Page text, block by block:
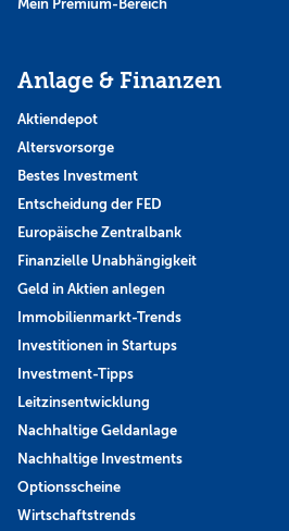
Mein Premium-Bereich
Anlage & Finanzen
Aktiendepot
Altersvorsorge
Bestes Investment
Entscheidung der FED
Europäische Zentralbank
Finanzielle Unabhängigkeit
Geld in Aktien anlegen
Immobilienmarkt-Trends
Investitionen in Startups
Investment-Tipps
Leitzinsentwicklung
Nachhaltige Geldanlage
Nachhaltige Investments
Optionsscheine
Wirtschaftstrends